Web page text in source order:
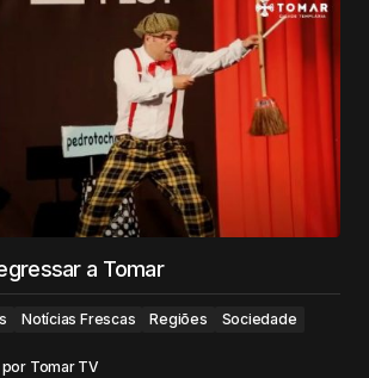
a Tomar
Notícias Frescas Regiões
Sociedade
Tomar TV